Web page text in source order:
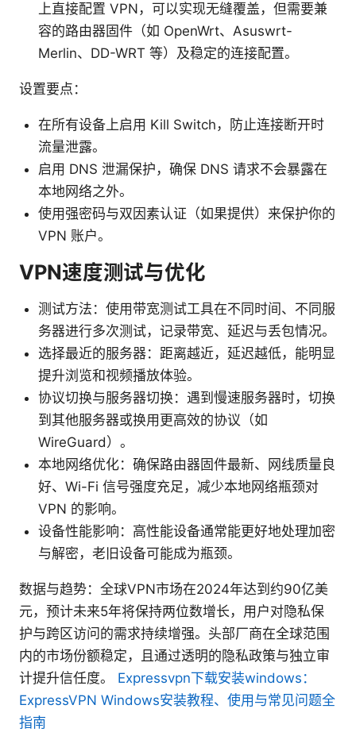
上直接配置 VPN，可以实现无缝覆盖，但需要兼
容的路由器固件（如 OpenWrt、Asuswrt-
Merlin、DD-WRT 等）及稳定的连接配置。
设置要点：
在所有设备上启用 Kill Switch，防止连接断开时
流量泄露。
启用 DNS 泄漏保护，确保 DNS 请求不会暴露在
本地网络之外。
使用强密码与双因素认证（如果提供）来保护你的
VPN 账户。
VPN速度测试与优化
测试方法：使用带宽测试工具在不同时间、不同服
务器进行多次测试，记录带宽、延迟与丢包情况。
选择最近的服务器：距离越近，延迟越低，能明显
提升浏览和视频播放体验。
协议切换与服务器切换：遇到慢速服务器时，切换
到其他服务器或换用更高效的协议（如
WireGuard）。
本地网络优化：确保路由器固件最新、网线质量良
好、Wi-Fi 信号强度充足，减少本地网络瓶颈对
VPN 的影响。
设备性能影响：高性能设备通常能更好地处理加密
与解密，老旧设备可能成为瓶颈。
数据与趋势：全球VPN市场在2024年达到约90亿美
元，预计未来5年将保持两位数增长，用户对隐私保
护与跨区访问的需求持续增强。头部厂商在全球范围
内的市场份额稳定，且通过透明的隐私政策与独立审
计提升信任度。 Expressvpn下载安装windows：
ExpressVPN Windows安装教程、使用与常见问题全
指南